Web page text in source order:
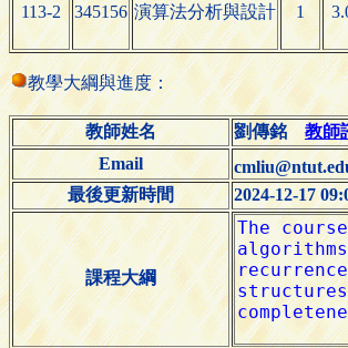
113-2 345156 演算法分析與設計 1
教學大綱與進度：
教師姓名 劉傳銘教師
Email
最後更新時間
2024-12-17
課程大綱